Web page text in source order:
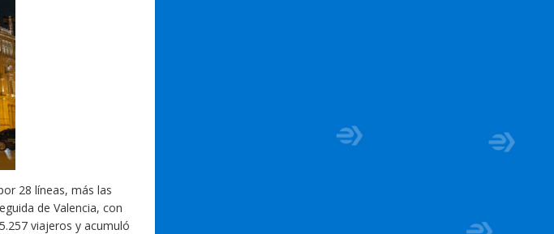
28 líneas, más las
de Valencia, con
viajeros y acumuló